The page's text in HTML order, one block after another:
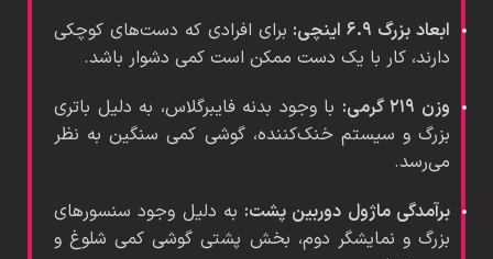
ابعاد بزرگ ۶.۹ اینچی:
برای افرادی که دست‌های کوچکی
دارند، کار با یک دست ممکن است کمی دشوار باشد.
وزن ۲۱۹ گرمی:
با وجود بدنه فایبرگلاس، به دلیل باتری
بزرگ و سیستم خنک‌کننده، گوشی کمی سنگین به نظر
می‌رسد.
برآمدگی ماژول دوربین پشت: به دلیل وجود سنسورهای
بزرگ و نمایشگر دوم، بخش پشتی گوشی کمی شلوغ و